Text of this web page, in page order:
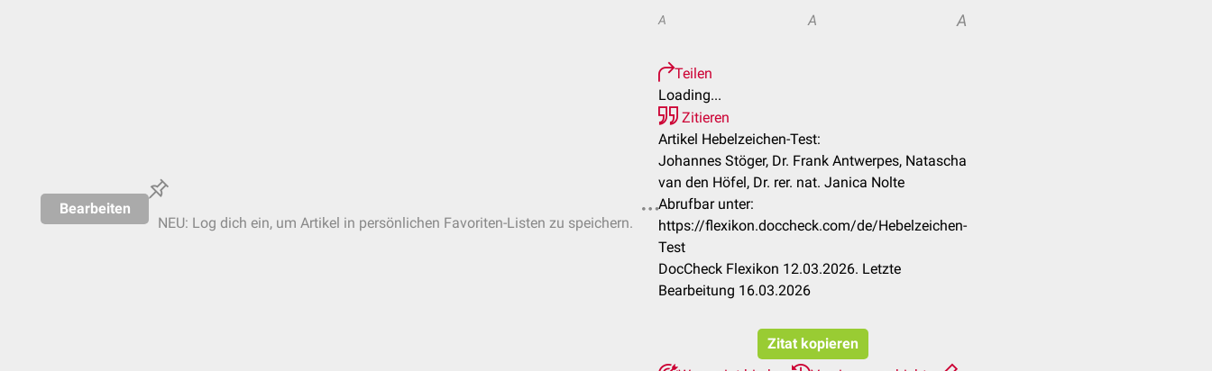
Bearbeiten
NEU: Log dich ein, um Artikel in persönlichen Favoriten-Listen zu speichern.
A A A
Teilen
Loading...
Zitieren
Artikel Hebelzeichen-Test:
Johannes Stöger, Dr. Frank Antwerpes, Natascha
van den Höfel, Dr. rer. nat. Janica Nolte
Abrufbar unter:
https://flexikon.doccheck.com/de/Hebelzeichen-
Test
DocCheck Flexikon 12.03.2026. Letzte
Bearbeitung 16.03.2026
Zitat kopieren